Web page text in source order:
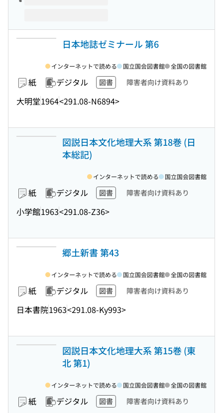
日本地誌ゼミナール 第6
紙 デジタル 図書 障害者向け資料あり
大明堂1964<291.08-N6894>
インターネットで読める 国立国会図書館 全国の図書館
図説日本文化地理大系 第18巻 (日
本総記)
紙 デジタル 図書 障害者向け資料あり
小学館1963<291.08-Z36>
インターネットで読める 国立国会図書館
郷土新書 第43
紙 デジタル 図書 障害者向け資料あり
日本書院1963<291.08-Ky993>
インターネットで読める 国立国会図書館 全国の図書館
図説日本文化地理大系 第15巻 (東
北 第1)
紙 デジタル 図書 障害者向け資料あり
インターネットで読める 国立国会図書館 全国の図書館